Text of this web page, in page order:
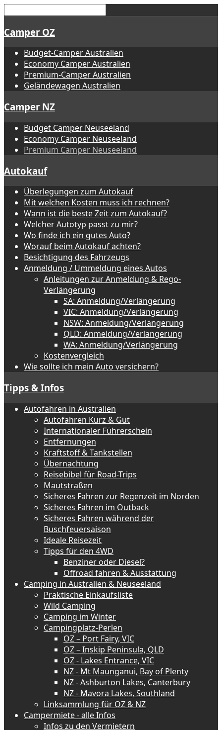
Camper OZ
Budget-Camper Australien
Economy Camper Australien
Premium-Camper Australien
Geländewagen Australien
Camper NZ
Budget Camper Neuseeland
Economy Camper Neuseeland
Premium Camper Neuseeland
Autokauf
Überlegungen zum Autokauf
Mit welchen Kosten muss ich rechnen?
Wann ist die beste Zeit zum Autokauf?
Welcher Autotyp passt zu mir?
Wo finde ich ein gutes Auto?
Worauf beim Autokauf achten?
Besichtigung des Fahrzeugs
Anmeldung / Ummeldung eines Autos
Anleitungen zur Anmeldung & Rego-
Verlängerung
SA: Anmeldung/Verlängerung
VIC: Anmeldung/Verlängerung
NSW: Anmeldung/Verlängerung
QLD: Anmeldung/Verlängerung
WA: Anmeldung/Verlängerung
Kostenvergleich
Wie sollte ich mein Auto versichern?
Tipps & Infos
Autofahren in Australien
Autofahren Kurz & Gut
Internationaler Führerschein
Entfernungen
Kraftstoff & Tankstellen
Übernachtung
Reisebibel für Road-Trips
Mautstraßen
Sicheres Fahren zur Regenzeit im Norden
Sicheres Fahren im Outback
Sicheres Fahren während der
Buschfeuersaison
Ideale Reisezeit
Tipps für den 4WD
Benziner oder Diesel?
Offroad fahren & Ausstattung
Camping in Australien & Neuseeland
Praktische Einkaufsliste
Wild Camping
Camping im Winter
Campingplatz-Perlen
OZ – Port Fairy, VIC
OZ – Inskip Peninsula, QLD
OZ - Lakes Entrance, VIC
NZ - Mt Maunganui, Bay of Plenty
NZ - Ashburton Lakes, Canterbury
NZ - Mavora Lakes, Southland
Linksammlung für OZ & NZ
Campermiete - alle Infos
Infos zu den Vermietern